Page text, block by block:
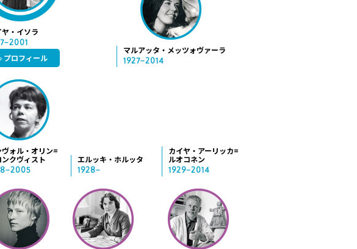
ヤ・イソラ
プロフィール
マルアッタ・メッツォヴァーラ
1927−2014
ォル・オリン=
クヴィスト
エルッキ・ホルッタ
1928−
カイヤ・アーリッカ=
ルオコネン
1929−2014